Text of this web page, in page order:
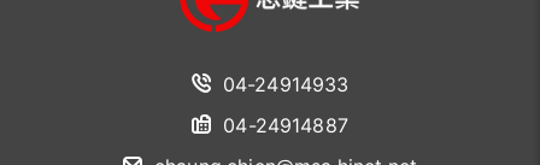
04-24914933
04-24914887